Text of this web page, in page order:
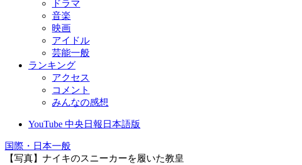
ドラマ
音楽
映画
アイドル
芸能一般
ランキング
アクセス
コメント
みんなの感想
YouTube 中央日報日本語版
国際・日本一般
【写真】ナイキのスニーカーを履いた教皇